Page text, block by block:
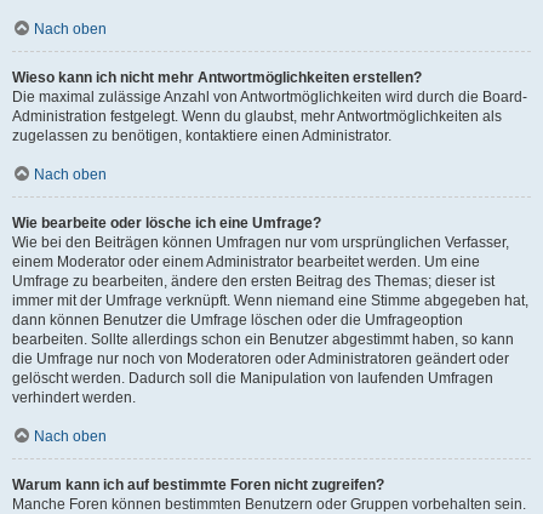
Nach oben
Wieso kann ich nicht mehr Antwortmöglichkeiten erstellen?
Die maximal zulässige Anzahl von Antwortmöglichkeiten wird durch die Board-
Administration festgelegt. Wenn du glaubst, mehr Antwortmöglichkeiten als
zugelassen zu benötigen, kontaktiere einen Administrator.
Nach oben
Wie bearbeite oder lösche ich eine Umfrage?
Wie bei den Beiträgen können Umfragen nur vom ursprünglichen Verfasser,
einem Moderator oder einem Administrator bearbeitet werden. Um eine
Umfrage zu bearbeiten, ändere den ersten Beitrag des Themas; dieser ist
immer mit der Umfrage verknüpft. Wenn niemand eine Stimme abgegeben hat,
dann können Benutzer die Umfrage löschen oder die Umfrageoption
bearbeiten. Sollte allerdings schon ein Benutzer abgestimmt haben, so kann
die Umfrage nur noch von Moderatoren oder Administratoren geändert oder
gelöscht werden. Dadurch soll die Manipulation von laufenden Umfragen
verhindert werden.
Nach oben
Warum kann ich auf bestimmte Foren nicht zugreifen?
Manche Foren können bestimmten Benutzern oder Gruppen vorbehalten sein.